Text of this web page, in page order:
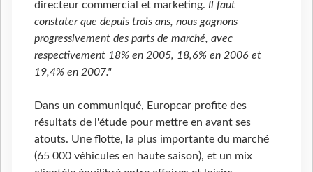
directeur commercial et marketing. Il faut
constater que depuis trois ans, nous gagnons
progressivement des parts de marché, avec
respectivement 18% en 2005, 18,6% en 2006 et
19,4% en 2007."
Dans un communiqué, Europcar profite des
résultats de l'étude pour mettre en avant ses
atouts. Une flotte, la plus importante du marché
(65 000 véhicules en haute saison), et un mix